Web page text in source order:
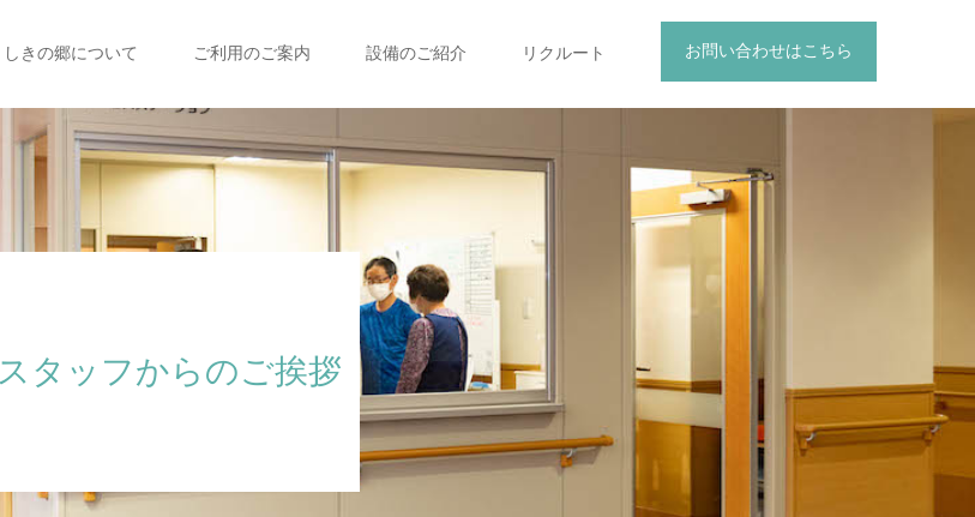
お問い合わせはこちら
しきの郷について ご利用のご案内 設備のご紹介 リクルート
スタッフからのご挨拶